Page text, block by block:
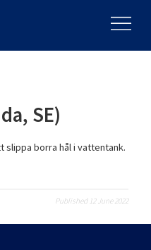
SE)
slippa borra hål i vattentank.
Published 12 June 2022